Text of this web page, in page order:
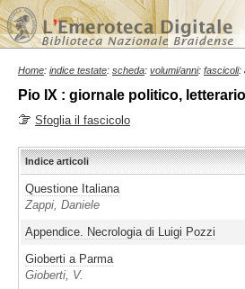
Home: indice testate: scheda: volumi/anni: fascicoli:
Pio IX : giornale politico,
Sfoglia il fascicolo
Indice articoli
Questione Italiana
Zappi, Daniele
Appendice. Necrologia di Luigi Pozzi
Gioberti a Parma
Gioberti, V.